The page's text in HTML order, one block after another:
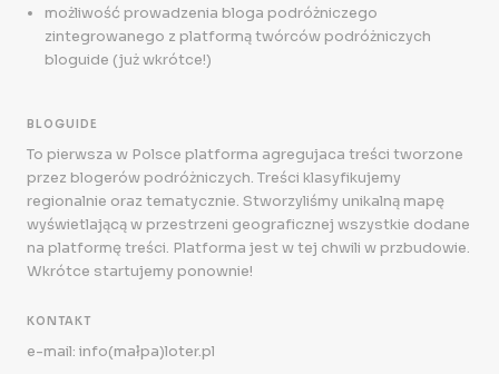
możliwość prowadzenia bloga podróżniczego
zintegrowanego z platformą twórców podróżniczych
bloguide (już wkrótce!)
BLOGUIDE
To pierwsza w Polsce platforma agregujaca treści tworzone
przez blogerów podróżniczych. Treści klasyfikujemy
regionalnie oraz tematycznie. Stworzyliśmy unikalną mapę
wyświetlającą w przestrzeni geograficznej wszystkie dodane
na platformę treści. Platforma jest w tej chwili w przbudowie.
Wkrótce startujemy ponownie!
KONTAKT
e-mail: info(małpa)loter.pl